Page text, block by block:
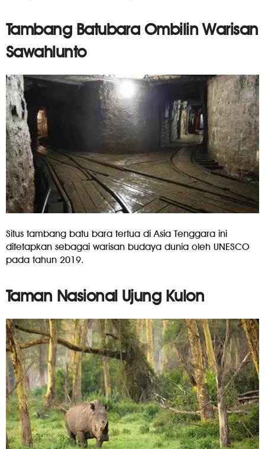
Tambang Batubara Ombilin Warisan
Sawahlunto
Situs tambang batu bara tertua di Asia Tenggara ini
ditetapkan sebagai warisan budaya dunia oleh UNESCO
pada tahun 2019.
Taman Nasional Ujung Kulon